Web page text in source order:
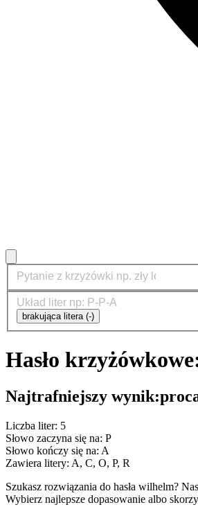
brakująca litera (-)
Hasło
Najtrafniejszy wynik:
Liczba liter: 5
Słowo zaczyna się na: P
Słowo kończy się na: A
Zawiera litery: A, C, O, P, R
Szukasz rozwiązania do hasła wilhelm?
Wybierz najlepsze dopasowanie albo